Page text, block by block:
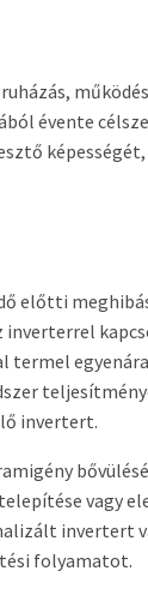
évente
előtti
inverterrel
termel
invertert.
vagy
invertert
folyamatot.